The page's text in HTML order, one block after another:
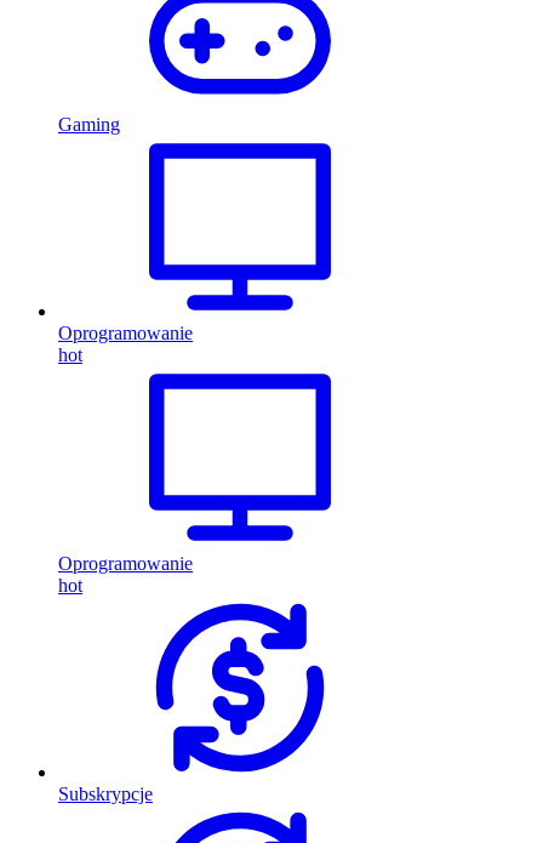
Gaming
Oprogramowanie
hot
Oprogramowanie
hot
Subskrypcje